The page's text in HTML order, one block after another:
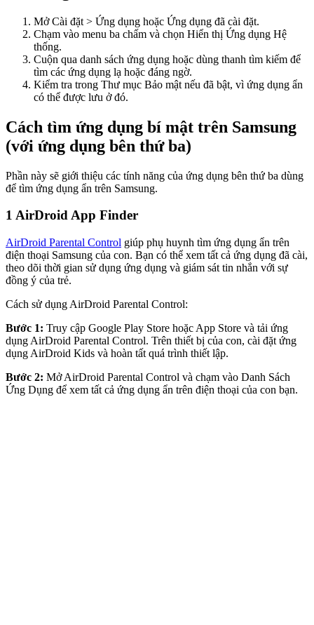
Mở Cài đặt > Ứng dụng hoặc Ứng dụng đã cài đặt.
Chạm vào menu ba chấm và chọn Hiển thị Ứng dụng Hệ
thống.
Cuộn qua danh sách ứng dụng hoặc dùng thanh tìm kiếm để
tìm các ứng dụng lạ hoặc đáng ngờ.
Kiểm tra trong Thư mục Bảo mật nếu đã bật, vì ứng dụng ẩn
có thể được lưu ở đó.
Cách tìm ứng dụng bí mật trên Samsung
(với ứng dụng bên thứ ba)
Phần này sẽ giới thiệu các tính năng của ứng dụng bên thứ ba dùng
để tìm ứng dụng ẩn trên Samsung.
1 AirDroid App Finder
AirDroid Parental Control giúp phụ huynh tìm ứng dụng ẩn trên
điện thoại Samsung của con. Bạn có thể xem tất cả ứng dụng đã cài,
theo dõi thời gian sử dụng ứng dụng và giám sát tin nhắn với sự
đồng ý của trẻ.
Cách sử dụng AirDroid Parental Control:
Bước 1: Truy cập Google Play Store hoặc App Store và tải ứng
dụng AirDroid Parental Control. Trên thiết bị của con, cài đặt ứng
dụng AirDroid Kids và hoàn tất quá trình thiết lập.
Bước 2: Mở AirDroid Parental Control và chạm vào Danh Sách
Ứng Dụng để xem tất cả ứng dụng ẩn trên điện thoại của con bạn.